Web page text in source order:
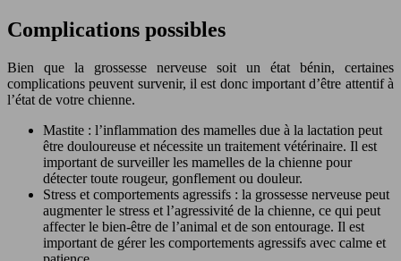
Complications possibles
Bien que la grossesse nerveuse soit un état bénin, certaines
complications peuvent survenir, il est donc important d’être attentif à
l’état de votre chienne.
Mastite : l’inflammation des mamelles due à la lactation peut
être douloureuse et nécessite un traitement vétérinaire. Il est
important de surveiller les mamelles de la chienne pour
détecter toute rougeur, gonflement ou douleur.
Stress et comportements agressifs : la grossesse nerveuse peut
augmenter le stress et l’agressivité de la chienne, ce qui peut
affecter le bien-être de l’animal et de son entourage. Il est
important de gérer les comportements agressifs avec calme et